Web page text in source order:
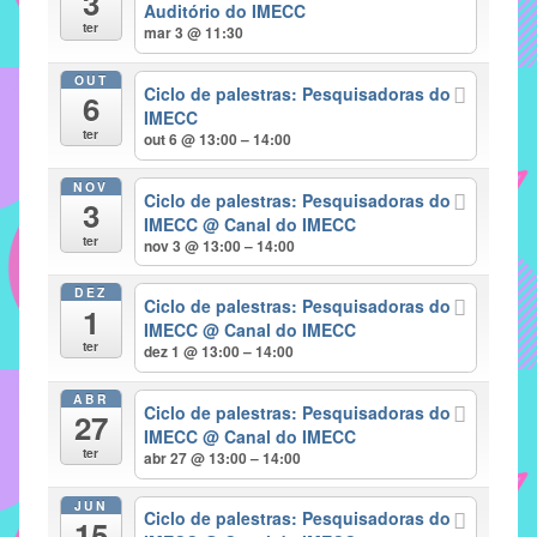
implementar
proporcionem
fortalecimento
sociais
profissionais
professores
funcionários
IMECC,
ter
Auditório do IMECC
mar 3 @ 11:30
OUT
6
ter
Ciclo de palestras: Pesquisadoras do
IMECC
out 6 @ 13:00 – 14:00
NOV
3
ter
Ciclo de palestras: Pesquisadoras do
IMECC@ Canal do IMECC
nov 3 @ 13:00 – 14:00
DEZ
1
ter
Ciclo de palestras: Pesquisadoras do
IMECC@ Canal do IMECC
dez 1 @ 13:00 – 14:00
ABR
27
ter
Ciclo de palestras: Pesquisadoras do
IMECC@ Canal do IMECC
abr 27 @ 13:00 – 14:00
JUN
Ciclo de palestras: Pesquisadoras do